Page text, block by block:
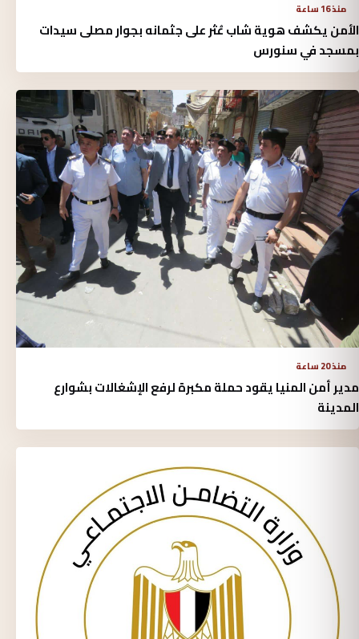
منذ 16 ساعة
الأمن يكشف هوية شاب عُثر على جثمانه بجوار مصلى سيدات
بمسجد في سنورس
منذ 20 ساعة
مدير أمن المنيا يقود حملة مكبرة لرفع الإشغالات بشوارع
المدينة